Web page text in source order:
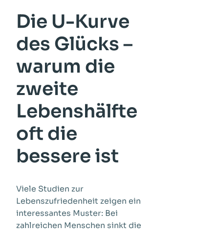
Die U-Kurve
des Glücks –
warum die
zweite
Lebenshälfte
oft die
bessere ist
Viele Studien zur
Lebenszufriedenheit zeigen ein
interessantes Muster: Bei
zahlreichen Menschen sinkt die